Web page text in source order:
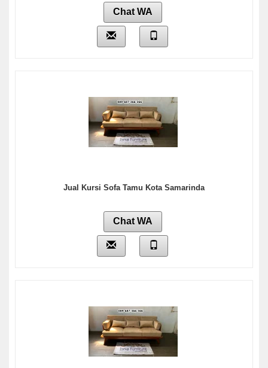
Chat WA
Jual Kursi Sofa Tamu Kota Samarinda
Chat WA